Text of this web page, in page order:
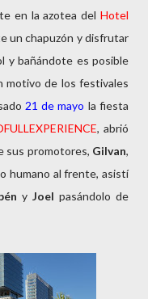
en la azotea del Hotel
un chapuzón y disfrutar
y bañándote es posible
motivo de los festivales
21 de mayo la fiesta
, abrió
sus promotores, Gilvan,
humano al frente, asistí
y Joel pasándolo de